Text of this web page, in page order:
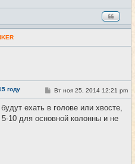
году #22
С
о
б
щ
Вт ноя 25, 2014 12:21 pm
ехать в голове или хвосте,
10 для основной колонны и не